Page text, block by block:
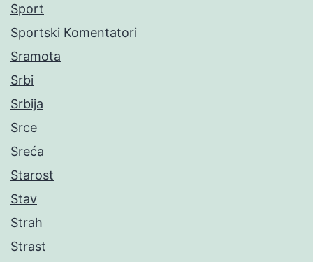
Sport
Sportski Komentatori
Sramota
Srbi
Srbija
Srce
Sreća
Starost
Stav
Strah
Strast